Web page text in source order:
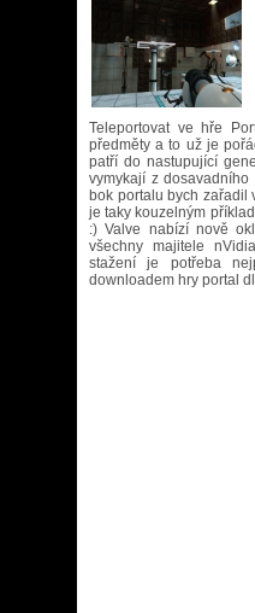
Teleportovat ve hře
předměty a to už je
patří do nastupující
vymykají z
bok portalu bych zařadil
je taky kouzelným
:) Valve nabízí nově
všechny majitele
stažení je potřeba
downloadem hry portal